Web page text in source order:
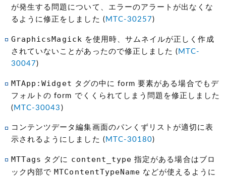
が発生する問題について、エラーのアラートが出なくな
るように修正をしました ( MTC-30257 )
GraphicsMagick を使用時、サムネイルが正しく作成
されていないことがあったので修正しました ( MTC-
30047 )
MTApp:Widget タグの中に form 要素がある場合でもデ
フォルトの form でくくられてしまう問題を修正しました
( MTC-30043 )
コンテンツデータ編集画面のパンくずリストが適切に表
示されるようにしました ( MTC-30180)
MTTags タグに content_type 指定がある場合はブロ
ック内部で MTContentTypeName などが使えるように